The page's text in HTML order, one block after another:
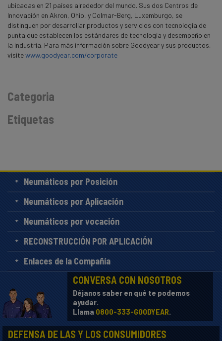
ubicadas en 21 países alrededor del mundo. Sus dos Centros de
Innovación en Akron, Ohio, y Colmar-Berg, Luxemburgo, se
distinguen por desarrollar productos y servicios con tecnología de
punta que establecen los estándares de tecnología y desempeño en
la industria. Para más información sobre Goodyear y sus productos,
visitewww.goodyear.com/corporate
Categoria
Etiquetas
Neumáticos por Posición
Neumáticos por Aplicación
Neumáticos por vocación
RECONSTRUCCIÓN POR APLICACIÓN
Enlaces de la Compañía
CONVERSA CON NOSOTROS
Déjanos saber en qué te podemos
ayudar.
Llama 0800-333-GOODYEAR.
DEFENSA DE LAS Y LOS CONSUMIDORES